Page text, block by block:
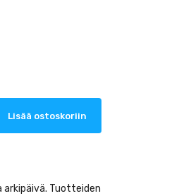
Lisää ostoskoriin
arkipäivä. Tuotteiden